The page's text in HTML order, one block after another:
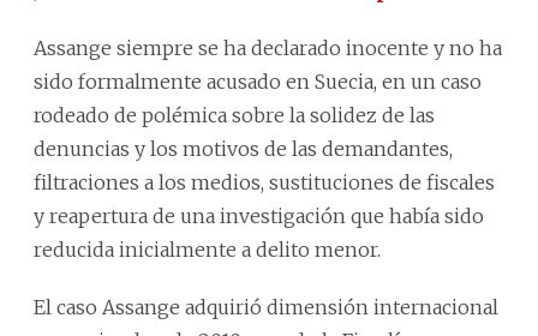
Assange siempre se ha declarado inocente y no ha
sido formalmente acusado en Suecia, en un caso
rodeado de polémica sobre la solidez de las
denuncias y los motivos de las demandantes,
filtraciones a los medios, sustituciones de fiscales
y reapertura de una investigación que había sido
reducida inicialmente a delito menor.
El caso Assange adquirió dimensión internacional